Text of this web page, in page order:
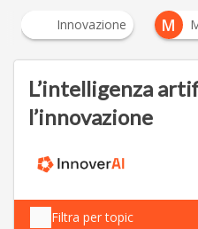
Innovazione M
L’intelligenza
l’innovazione
Filtra per topic